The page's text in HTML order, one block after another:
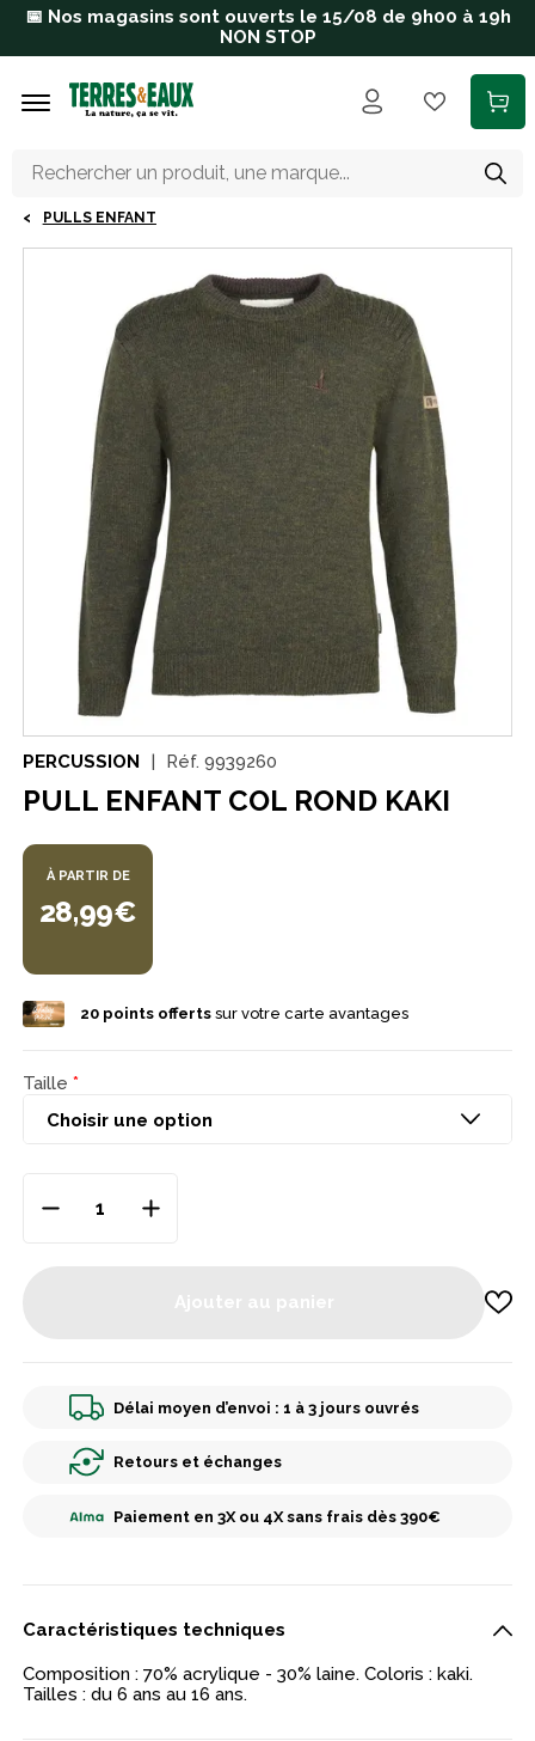
Aller au contenu principal
📅 Nos magasins sont ouverts le 15/08 de 9h00 à 19h
NON STOP
PULLS ENFANT
PERCUSSION Réf. 9939260
PULL ENFANT COL ROND KAKI
À PARTIR DE
28,99€
20points offertssur votre carte avantages
Taille
Délai moyen d’envoi : 1 à 3 jours ouvrés
Retours et échanges
Paiement en 3X ou 4X sans frais dès 390€
Caractéristiques techniques
Composition : 70% acrylique - 30% laine. Coloris : kaki.
Tailles : du 6 ans au 16 ans.